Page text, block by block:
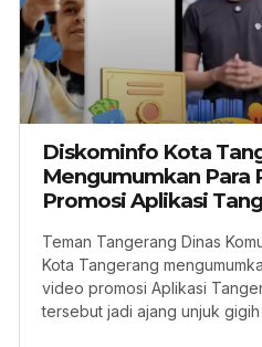
Diskominfo Kota
Mengumumkan Para
Promosi Aplikasi
Teman Tangerang Dinas
Kota Tangerang
video promosi Aplikasi
tersebut jadi ajang unjuk